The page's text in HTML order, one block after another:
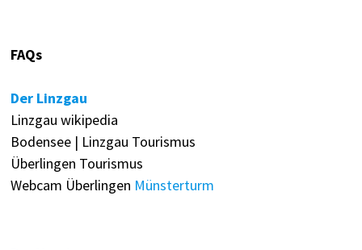
FAQs
Der Linzgau
Linzgau wikipedia
Bodensee | Linzgau Tourismus
Überlingen Tourismus
Webcam Überlingen Münsterturm